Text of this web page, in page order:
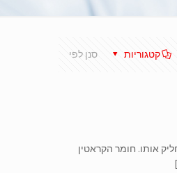
סנן לפי קטגוריות
אותו. חומר הקראטין